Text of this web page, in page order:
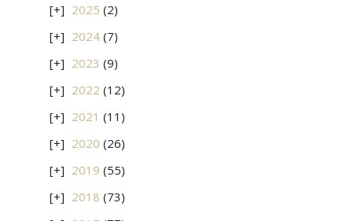
2025 (2)
2024 (7)
2023 (9)
2022 (12)
2021 (11)
2020 (26)
2019 (55)
2018 (73)